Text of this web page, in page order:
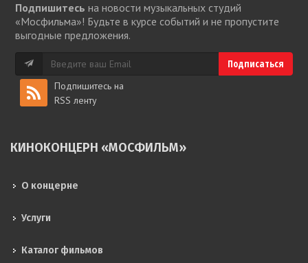
Подпишитесь на новости музыкальных студий
«Мосфильма»! Будьте в курсе событий и не пропустите
выгодные предложения.
Подпишитесь на
RSS ленту
КИНОКОНЦЕРН «МОСФИЛЬМ»
О концерне
Услуги
Каталог фильмов